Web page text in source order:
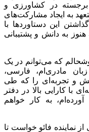
در کشاورزی و
به ایجاد مشارکت‌های
این دستاوردها با
به دانش و پشتیبانی
که می‌توانم در یک
مادری‌ام، فارسی،
و تجربه‌ای را که طی
با کارایی بالا در دفتر
به کار خواهم
نماینده فائو خواست تا